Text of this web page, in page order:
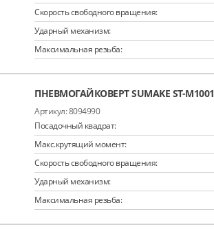
Скорость свободного вращения:
Ударный механизм:
Максимальная резьба:
ПНЕВМОГАЙКОВЕРТ SUMAKE ST-M1001
8094990
Посадочный квадрат:
Макс.крутящий момент:
Скорость свободного вращения:
Ударный механизм:
Максимальная резьба: